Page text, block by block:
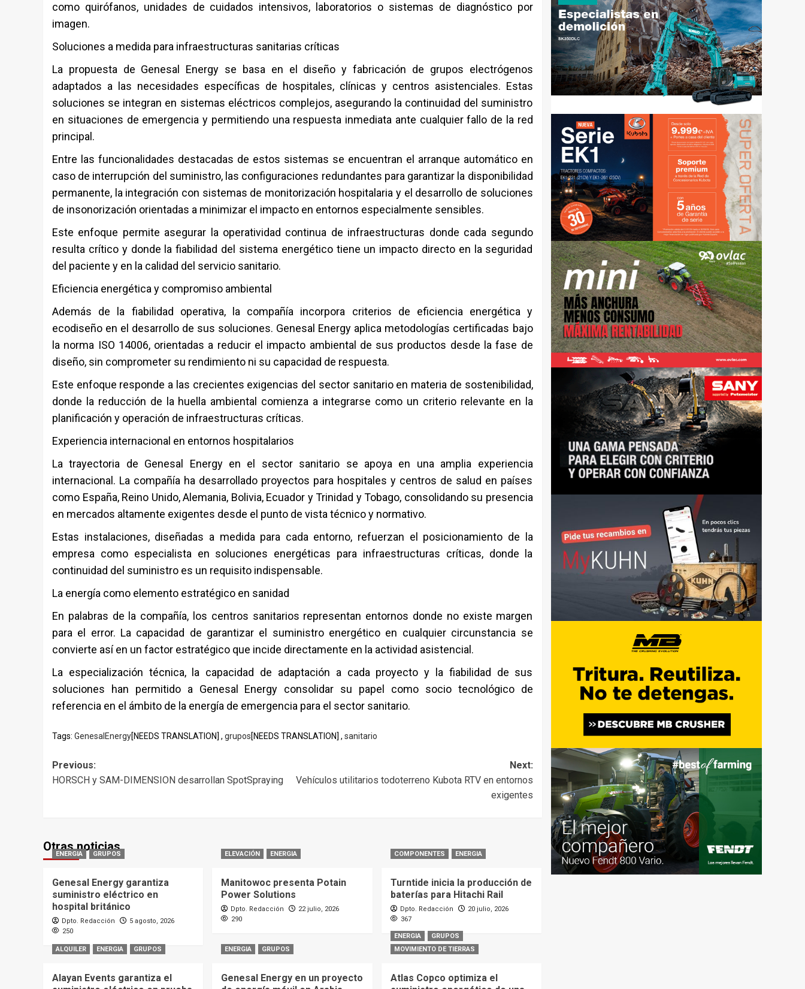
como quirófanos, unidades de cuidados intensivos, laboratorios o sistemas de diagnóstico por
imagen.
Soluciones a medida para infraestructuras sanitarias críticas
La propuesta de Genesal Energy se basa en el diseño y fabricación de grupos electrógenos
adaptados a las necesidades específicas de hospitales, clínicas y centros asistenciales. Estas
soluciones se integran en sistemas eléctricos complejos, asegurando la continuidad del suministro
en situaciones de emergencia y permitiendo una respuesta inmediata ante cualquier fallo de la red
principal.
Entre las funcionalidades destacadas de estos sistemas se encuentran el arranque automático en
caso de interrupción del suministro, las configuraciones redundantes para garantizar la disponibilidad
permanente, la integración con sistemas de monitorización hospitalaria y el desarrollo de soluciones
de insonorización orientadas a minimizar el impacto en entornos especialmente sensibles.
Este enfoque permite asegurar la operatividad continua de infraestructuras donde cada segundo
resulta crítico y donde la fiabilidad del sistema energético tiene un impacto directo en la seguridad
del paciente y en la calidad del servicio sanitario.
Eficiencia energética y compromiso ambiental
Además de la fiabilidad operativa, la compañía incorpora criterios de eficiencia energética y
ecodiseño en el desarrollo de sus soluciones. Genesal Energy aplica metodologías certificadas bajo
la norma ISO 14006, orientadas a reducir el impacto ambiental de sus productos desde la fase de
diseño, sin comprometer su rendimiento ni su capacidad de respuesta.
Este enfoque responde a las crecientes exigencias del sector sanitario en materia de sostenibilidad,
donde la reducción de la huella ambiental comienza a integrarse como un criterio relevante en la
planificación y operación de infraestructuras críticas.
Experiencia internacional en entornos hospitalarios
La trayectoria de Genesal Energy en el sector sanitario se apoya en una amplia experiencia
internacional. La compañía ha desarrollado proyectos para hospitales y centros de salud en países
como España, Reino Unido, Alemania, Bolivia, Ecuador y Trinidad y Tobago, consolidando su presencia
en mercados altamente exigentes desde el punto de vista técnico y normativo.
Estas instalaciones, diseñadas a medida para cada entorno, refuerzan el posicionamiento de la
empresa como especialista en soluciones energéticas para infraestructuras críticas, donde la
continuidad del suministro es un requisito indispensable.
La energía como elemento estratégico en sanidad
En palabras de la compañía, los centros sanitarios representan entornos donde no existe margen
para el error. La capacidad de garantizar el suministro energético en cualquier circunstancia se
convierte así en un factor estratégico que incide directamente en la actividad asistencial.
La especialización técnica, la capacidad de adaptación a cada proyecto y la fiabilidad de sus
soluciones han permitido a Genesal Energy consolidar su papel como socio tecnológico de
referencia en el ámbito de la energía de emergencia para el sector sanitario.
Tags: GenesalEnergy[NEEDS TRANSLATION] , grupos[NEEDS TRANSLATION] , sanitario
Post
navigation
Previous:
HORSCH y SAM-DIMENSION desarrollan SpotSpraying
Next:
Vehículos utilitarios todoterreno Kubota RTV en entornos
exigentes
Otras noticias
ENERGIA GRUPOS
Genesal Energy garantiza
suministro eléctrico en
hospital británico
Dpto. Redacción
5 agosto, 2026
250
ELEVACIÓN ENERGIA
Manitowoc presenta Potain
Power Solutions
Dpto. Redacción
22 julio, 2026
290
COMPONENTES ENERGIA
Turntide inicia la producción de
baterías para Hitachi Rail
Dpto. Redacción
20 julio, 2026
367
ALQUILER ENERGIA GRUPOS
Alayan Events garantiza el
ENERGIA GRUPOS
Genesal Energy en un proyecto
ENERGIA
GRUPOS
MOVIMIENTO DE TIERRAS
Atlas Copco optimiza el